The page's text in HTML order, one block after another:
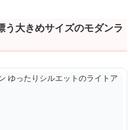
う大きめサイズのモダンラ